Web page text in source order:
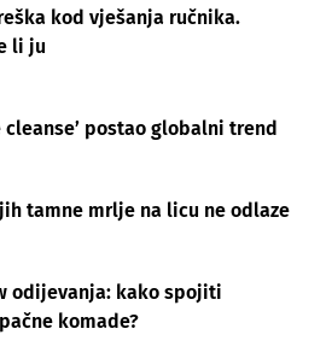
kod vješanja ručnika.
li ju
cleanse’ postao globalni trend
tamne mrlje na licu ne odlaze
odijevanja: kako spojiti
komade?